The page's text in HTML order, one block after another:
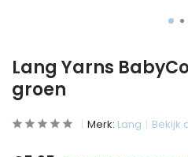
Lang Yarns
groen
Merk: Lang Bekijk